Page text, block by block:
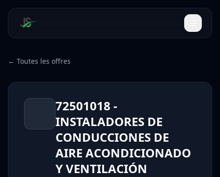
← Toutes les offres
72501018 -
INSTALADORES DE
CONDUCCIONES DE
AIRE ACONDICIONADO
Y VENTILACIÓN